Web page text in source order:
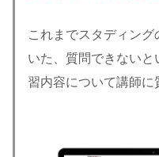
これまでスタディン
いた、質問できない
習内容について講師に